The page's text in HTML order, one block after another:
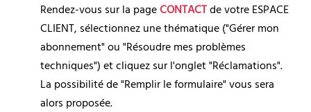
Rendez-vous sur la page CONTACT de votre ESPACE
CLIENT, sélectionnez une thématique ("Gérer mon
abonnement" ou "Résoudre mes problèmes
techniques") et cliquez sur l'onglet "Réclamations".
La possibilité de "Remplir le formulaire" vous sera
alors proposée.